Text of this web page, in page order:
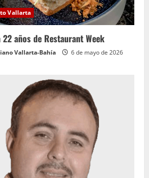
Vallarta
años de Restaurant Week
Vallarta-Bahía 6 de mayo de 2026